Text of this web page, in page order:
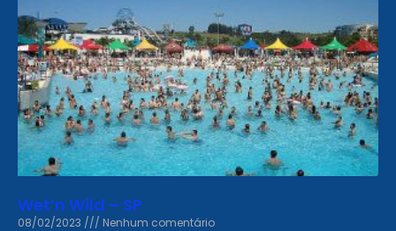
Wet’n Wild – SP
08/02/2023
Nenhum comentário